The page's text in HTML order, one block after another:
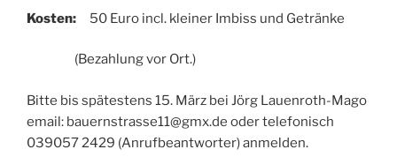
Kosten: 50 Euro incl. kleiner Imbiss und Getränke
(Bezahlung vor Ort.)
Bitte bis spätestens 15. März bei Jörg Lauenroth-Mago
email: bauernstrasse11@gmx.de oder telefonisch
039057 2429 (Anrufbeantworter) anmelden.